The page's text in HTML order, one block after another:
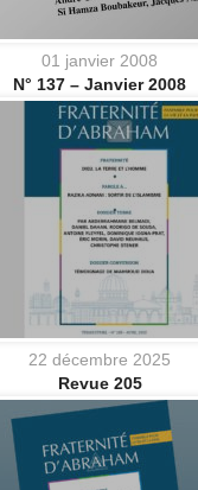
01 janvier 2008
N° 137 – Janvier 2008
22 décembre 2025
Revue 205